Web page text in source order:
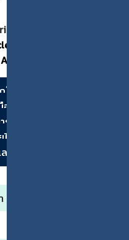
ณ์ AI ปี 2025: เมื่อปัญญา
อ” แต่คือ “Digital Life
ทำงานไปตลอดกาล
เบอร์ส่งท้ายปี: 5 จุดเสี่ยง
องค์กรต้องอุดรอยรั่วก่อน